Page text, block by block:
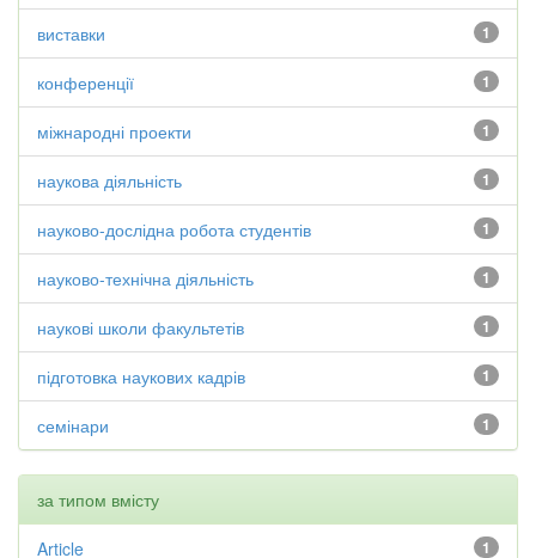
1
виставки
1
конференції
1
міжнародні проекти
1
наукова діяльність
1
науково-дослідна робота студентів
1
науково-технічна діяльність
1
наукові школи факультетів
1
підготовка наукових кадрів
1
семінари
за типом вмісту
1
Article